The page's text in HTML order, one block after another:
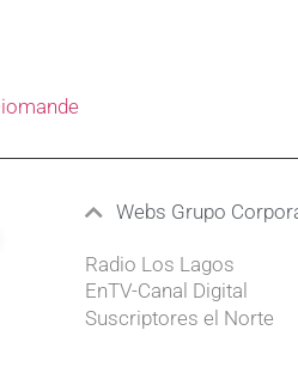
Webs Grupo
Radio Los Lagos
EnTV-Canal Digital
Suscriptores el Norte